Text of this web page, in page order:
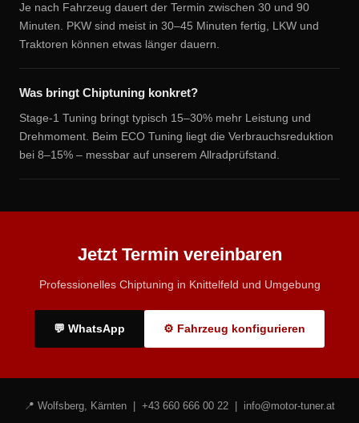
Je nach Fahrzeug dauert der Termin zwischen 30 und 90
Minuten. PKW sind meist in 30–45 Minuten fertig, LKW und
Traktoren können etwas länger dauern.
Was bringt Chiptuning konkret?
Stage-1 Tuning bringt typisch 15–30% mehr Leistung und
Drehmoment. Beim ECO Tuning liegt die Verbrauchsreduktion
bei 8–15% – messbar auf unserem Allradprüfstand.
Jetzt Termin vereinbaren
Professionelles Chiptuning in Knittelfeld und Umgebung
💬 WhatsApp ⚙ Fahrzeug konfigurieren
📍 Wolfsberg, Kärnten | +43 660 666 00 22 info@motor-tuner.at